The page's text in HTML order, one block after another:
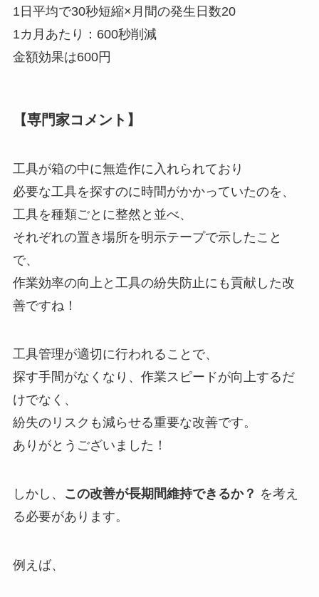
1日平均で30秒短縮×月間の発生日数20
1カ月あたり：600秒削減
金額効果は600円
【専門家コメント】
工具が箱の中に無造作に入れられており
必要な工具を探すのに時間がかかっていたのを、
工具を種類ごとに整然と並べ、
それぞれの置き場所を明示テープで示したこと
で、
作業効率の向上と工具の紛失防止にも貢献した改
善ですね！
工具管理が適切に行われることで、
探す手間がなくなり、作業スピードが向上するだ
けでなく、
紛失のリスクも減らせる重要な改善です。
ありがとうございました！
しかし、 この改善が長期間維持できるか？ を考え
る必要があります。
例えば、